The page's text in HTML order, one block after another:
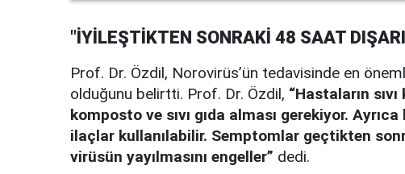
"İYİLEŞTİKTEN SONRAKİ 48 SAAT
Prof. Dr. Özdil, Norovirüs’ün tedavisinde en önemli
olduğunu belirtti. Prof. Dr. Özdil, “Hastaların
komposto ve sıvı gıda alması gerekiyor.
ilaçlar kullanılabilir. Semptomlar geçtikten
virüsün yayılmasını engeller” dedi.